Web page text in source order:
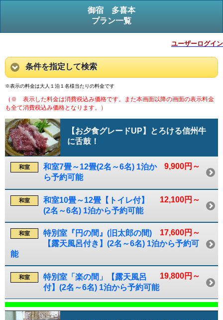
御宿 多喜本
プラン一覧
ユーザーログイン
条件を指定して検索
※表示の料金は大人１泊１名様当たりの料金です
（※ 表示した料金は消費税込み価格です。また本画面以降の画面の表示料金
も全て消費税込み価格となります。）
【お夕食グレードUP】とろける信州牛
に舌鼓！
9,900円～
和室
和室7畳～12畳(2名～6名) 1泊か
ら予約可能
12,100円～
和室
和室10畳～12畳【トイレ付】
(2名～6名) 1泊から予約可能
17,600円～
和室
特別室『円の間』(旧太郎の間)
【露天風呂付き】(2名～6名) 1泊から予約可
能
19,800円～
和室
特別室「楽の間」【露天風呂
付】(2名～6名) 1泊から予約可能